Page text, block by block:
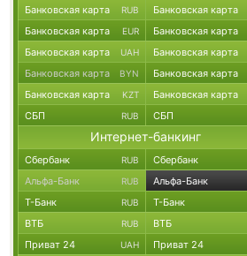
Банковская карта RUB Банковская карта
Банковская карта EUR Банковская карта
Банковская карта UAH Банковская карта
Банковская карта BYN Банковская карта
Банковская карта KZT Банковская карта
СБП RUB СБП
Интернет-банкинг
Сбербанк RUB Сбербанк
Альфа-Банк RUB Альфа-Банк
Т-Банк RUB Т-Банк
ВТБ RUB ВТБ
Приват 24 UAH Приват 24